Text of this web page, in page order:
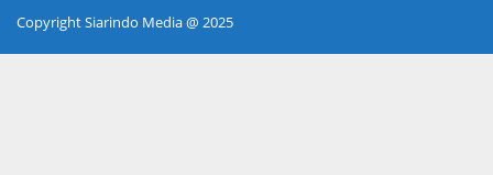
Copyright Siarindo Media @ 2025